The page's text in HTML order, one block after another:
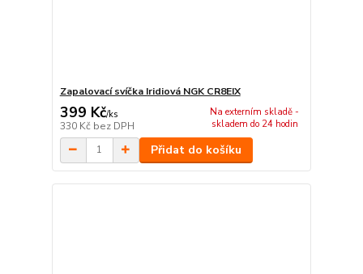
Zapalovací svíčka Iridiová NGK CR8EIX
399 Kč/ks
330 Kč bez DPH
Na externím skladě -
skladem do 24 hodin
Přidat do košíku